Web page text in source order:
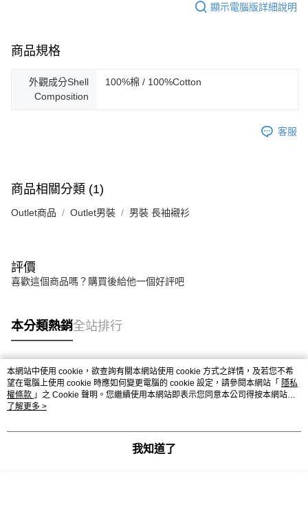
顯示電腦版詳細說明
商品規格
外觀成分Shell
Composition
100%棉 / 100%Cotton
客服
商品相關分類 (1)
Outlet商品 Outlet男裝 男裝 長袖襯衫
評價
喜歡這個商品嗎？購買後給他一個好評吧
本分類熱銷全站排行
熱門標籤
本網站中使用 cookie，欲查詢有關本網站使用 cookie 方式之詳情，及若您不希
望在電腦上使用 cookie 時應如何變更電腦的 cookie 設定，請參閱本網站「 隱私
權條款 」之 Cookie 聲明。您繼續使用本網站即表示您同意本公司得按本網站使
用條款之 Cookie 聲明使用 cookie。
了解更多 >
我知道了